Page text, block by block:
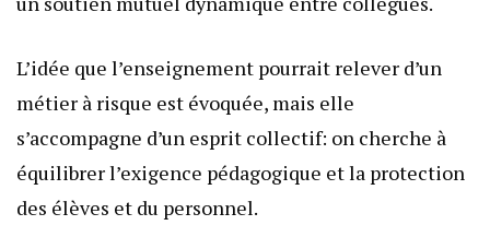
L’idée que l’enseignement pourrait relever d’un
métier à risque est évoquée, mais elle
s’accompagne d’un esprit collectif: on cherche à
équilibrer l’exigence pédagogique et la protection
des élèves et du personnel.